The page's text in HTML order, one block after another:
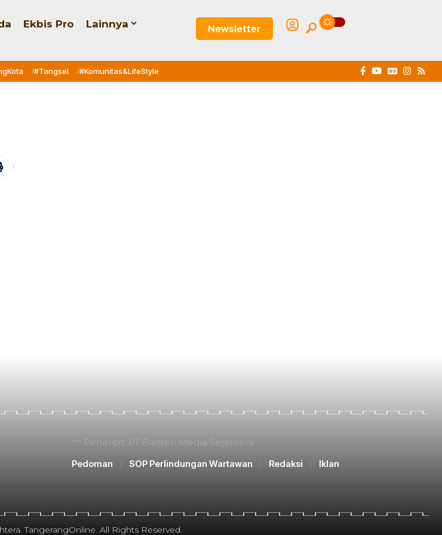
Ekbis Pro Lainnya Newsletter
#Tangsel #Komunitas&LifeStyle
Penerbit: PT Banten Media Sejahtera
Pedoman
SOP Perlindungan Wartawan Redaksi Iklan
TangerangOnline. All Rights Reserved.